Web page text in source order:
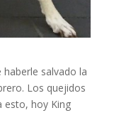
salvado la
Los quejidos
esto, hoy King